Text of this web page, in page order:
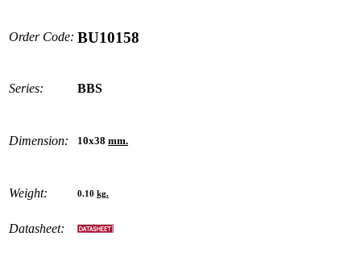
Order Code: BU10158
Series: BBS
Dimension: 10x38 mm.
Weight: 0.10 kg.
Datasheet: